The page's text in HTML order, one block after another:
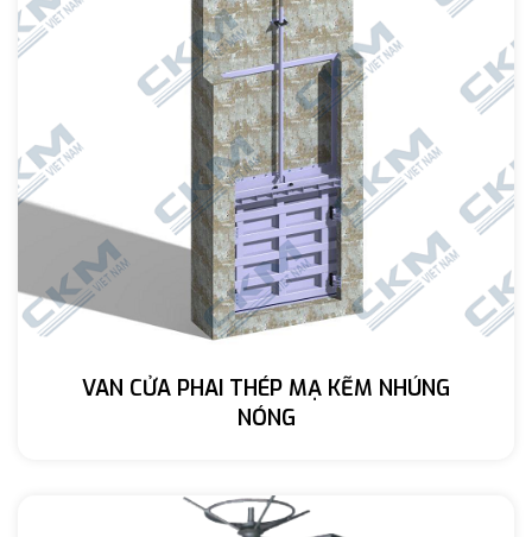
VAN CỬA PHAI THÉP MẠ KẼM NHÚNG
NÓNG